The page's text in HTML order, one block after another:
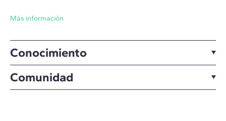
Más información
Conocimiento
Comunidad